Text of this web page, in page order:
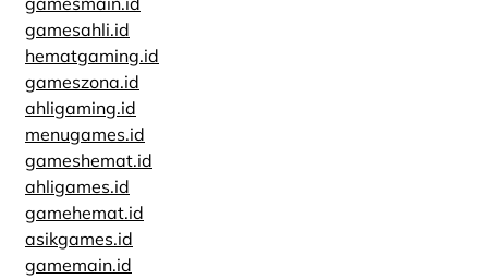
gamesahli.id
hematgaming.id
gameszona.id
ahligaming.id
menugames.id
gameshemat.id
ahligames.id
gamehemat.id
asikgames.id
gamemain.id